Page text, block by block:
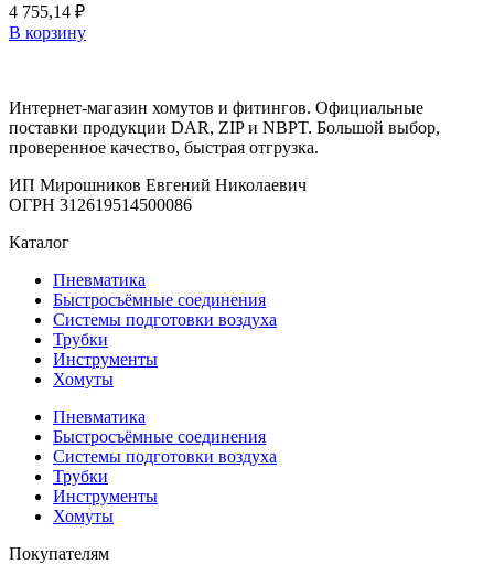
4 755,14 ₽
В корзину
Интернет-магазин хомутов и фитингов. Официальные
поставки продукции DAR, ZIP и NBPT. Большой выбор,
проверенное качество, быстрая отгрузка.
ИП Мирошников Евгений Николаевич
ОГРН 312619514500086
Каталог
Пневматика
Быстросъёмные соединения
Системы подготовки воздуха
Трубки
Инструменты
Хомуты
Пневматика
Быстросъёмные соединения
Системы подготовки воздуха
Трубки
Инструменты
Хомуты
Покупателям